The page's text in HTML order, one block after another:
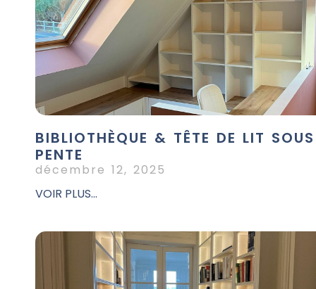
BIBLIOTHÈQUE & TÊTE DE LIT SOUS
PENTE
décembre 12, 2025
VOIR PLUS...